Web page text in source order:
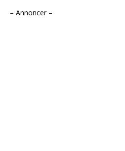
– Annoncer –